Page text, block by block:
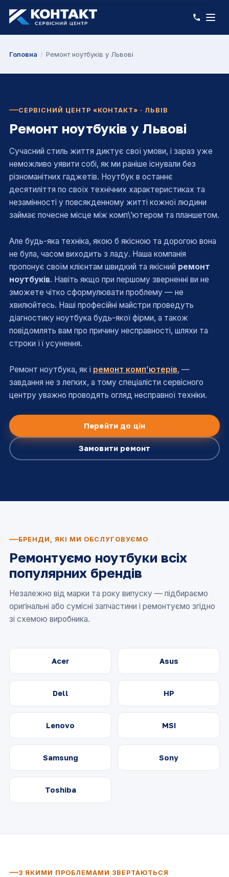
Головна / Ремонт ноутбуків у Львові
СЕРВІСНИЙ ЦЕНТР «КОНТАКТ» · ЛЬВІВ
Ремонт ноутбуків у Львові
Сучасний стиль життя диктує свої умови, і зараз уже
неможливо уявити собі, як ми раніше існували без
різноманітних гаджетів. Ноутбук в останнє
десятиліття по своїх технічних характеристиках та
незамінності у повсякденному житті кожної людини
займає почесне місце між комп\’ютером та планшетом.
Але будь-яка техніка, якою б якісною та дорогою вона
не була, часом виходить з ладу. Наша компанія
пропонує своїм клієнтам швидкий та якісний ремонт
ноутбуків. Навіть якщо при першому зверненні ви не
зможете чітко сформулювати проблему — не
хвилюйтесь. Наші професійні майстри проведуть
діагностику ноутбука будь-якої фірми, а також
повідомлять вам про причину несправності, шляхи та
строки її усунення.
Ремонт ноутбука, як і ремонт комп’ютерів, —
завдання не з легких, а тому спеціалісти сервісного
центру уважно проводять огляд несправної техніки.
Перейти до цін
Замовити ремонт
БРЕНДИ, ЯКІ МИ ОБСЛУГОВУЄМО
Ремонтуємо ноутбуки всіх
популярних брендів
Незалежно від марки та року випуску — підбираємо
оригінальні або сумісні запчастини і ремонтуємо згідно
зі схемою виробника.
Acer Asus
Dell HP
Lenovo MSI
Samsung Sony
Toshiba
З ЯКИМИ ПРОБЛЕМАМИ ЗВЕРТАЮТЬСЯ